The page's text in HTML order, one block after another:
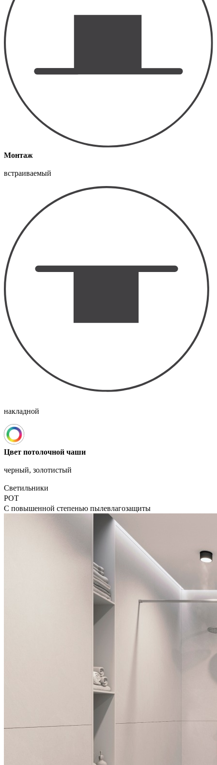
Монтаж
встраиваемый
накладной
Цвет потолочной чаши
черный, золотистый
Светильники
POT
С повышенной степенью пылевлагозащиты